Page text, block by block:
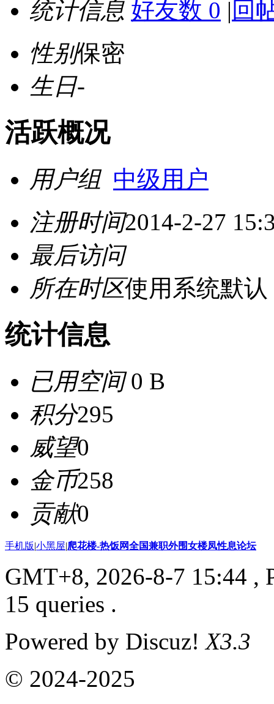
统计信息 好友数 0 | 回
性别保密
生日-
活跃概况
用户组 中级用户
注册时间2014-2-27
最后访问
所在时区使用系统默认
统计信息
已用空间0 B
积分295
威望0
金币258
贡献0
手机版|小黑屋|爬花楼-热饭网全国兼职外围女楼凤性息论坛
GMT+8, 2026-8-7 15:44 ,
15 queries .
Powered by Discuz!X3.3
© 2024-2025